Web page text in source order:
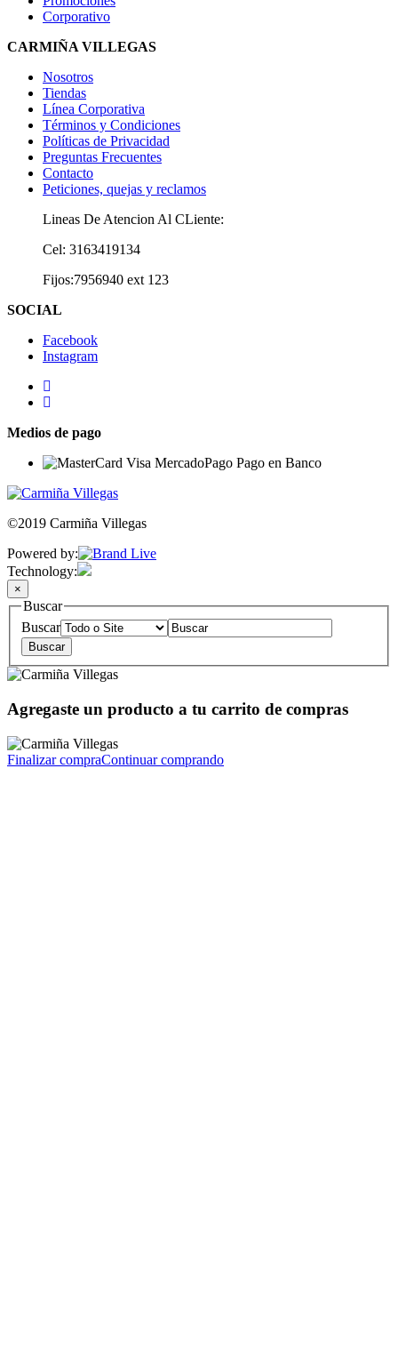
Corporativo
CARMIÑA VILLEGAS
Nosotros
Tiendas
Línea Corporativa
Términos y Condiciones
Políticas de Privacidad
Preguntas Frecuentes
Contacto
Peticiones, quejas y reclamos
Lineas De Atencion Al CLiente:
Cel: 3163419134
Fijos:7956940 ext 123
SOCIAL
Facebook
Instagram
Medios de pago
©2019 Carmiña Villegas
Powered by:
Technology:
×
Buscar
Buscar
Agregaste un producto a tu carrito de compras
Finalizar compraContinuar comprando